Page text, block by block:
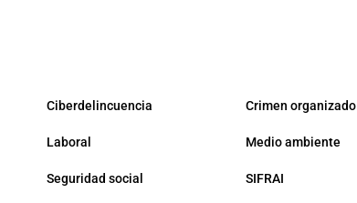
Ciberdelincuencia Crimen organizado
Laboral Medio ambiente
Seguridad social SIFRAI